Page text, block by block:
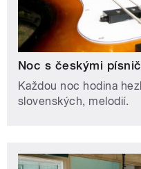
Noc s českými
Každou noc hodina
slovenských, melodií.